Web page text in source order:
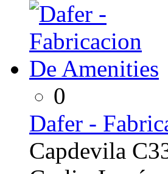
0
Dafer -
Capdevila